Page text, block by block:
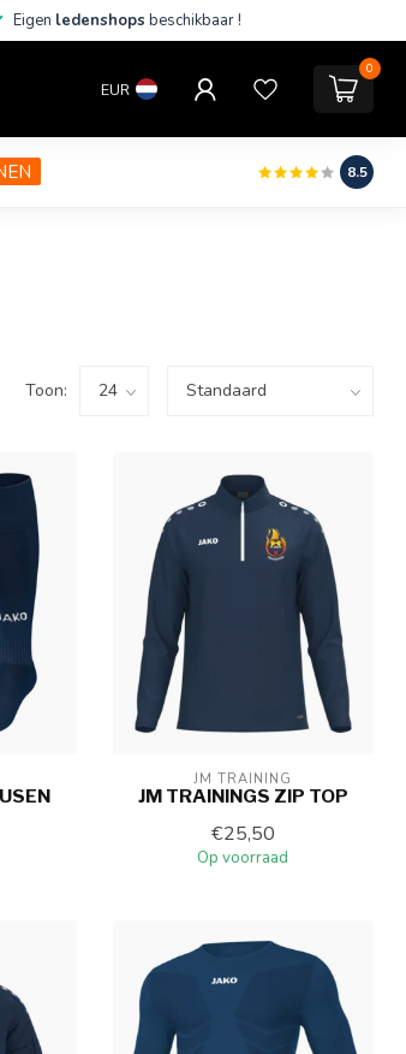
Eigen ledenshops beschikbaar !
EUR
0
8.5
Toon:
JM TRAINING
JM TRAININGS ZIP TOP
€25,50
Op voorraad